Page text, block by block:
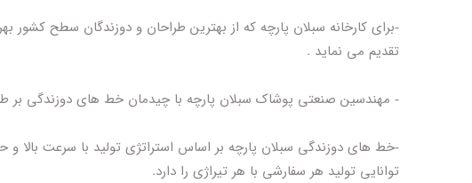
-برای کارخانه سبلان پارچه که از بهترین طراحان و دوزندگان سطح کشور
تقدیم می نماید .
- مهندسین صنعتی پوشاک سبلان پارچه با چیدمان خط های دوزندگی بر
-خط های دوزندگی سبلان پارچه بر اساس استراتژی تولید با سرعت
توانایی تولید هر سفارشی با هر تیراژی را دارد.